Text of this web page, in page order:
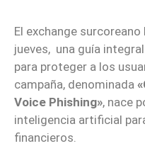
El exchange surcoreano
jueves, una guía
para proteger a los
campaña, denominada
Voice Phishing», nace
inteligencia artificial
financieros.